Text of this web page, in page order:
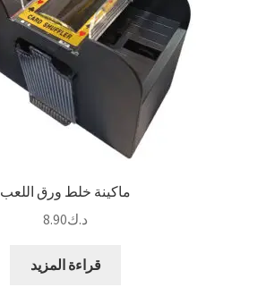
ماكينة خلط ورق اللعب
د.ك8.90
قراءة المزيد